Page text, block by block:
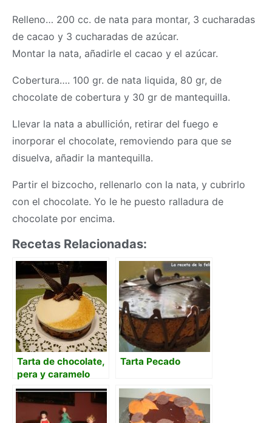
Relleno… 200 cc. de nata para montar, 3 cucharadas
de cacao y 3 cucharadas de azúcar.
Montar la nata, añadirle el cacao y el azúcar.
Cobertura…. 100 gr. de nata liquida, 80 gr, de
chocolate de cobertura y 30 gr de mantequilla.
Llevar la nata a abullición, retirar del fuego e
inorporar el chocolate, removiendo para que se
disuelva, añadir la mantequilla.
Partir el bizcocho, rellenarlo con la nata, y cubrirlo
con el chocolate. Yo le he puesto ralladura de
chocolate por encima.
Recetas Relacionadas:
Tarta de chocolate,
pera y caramelo
Tarta Pecado